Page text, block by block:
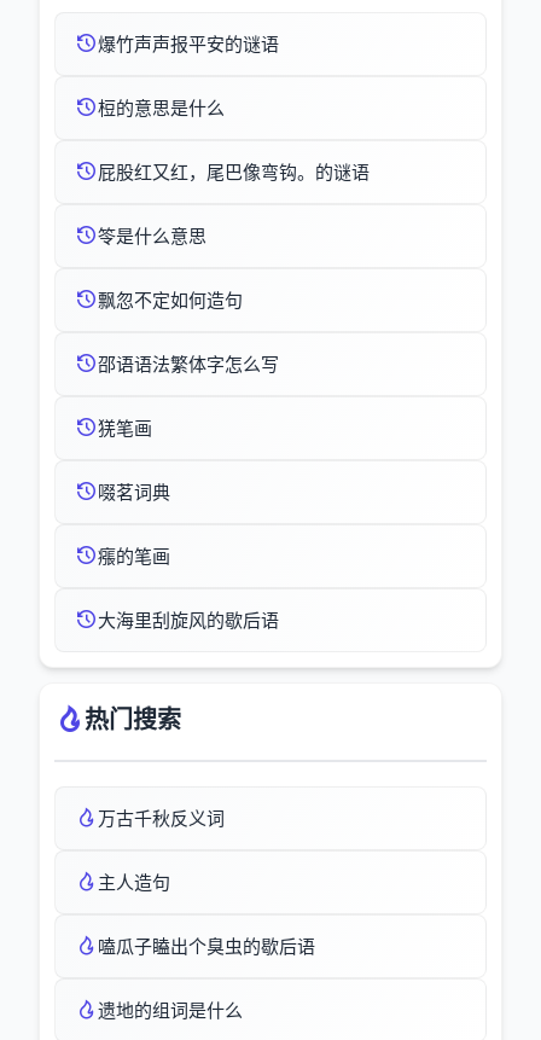
爆竹声声报平安的谜语
梪的意思是什么
屁股红又红，尾巴像弯钩。的谜语
笭是什么意思
飘忽不定如何造句
邵语语法繁体字怎么写
猐笔画
啜茗词典
瘬的笔画
大海里刮旋风的歇后语
热门搜索
万古千秋反义词
主人造句
嗑瓜子瞌出个臭虫的歇后语
遗地的组词是什么